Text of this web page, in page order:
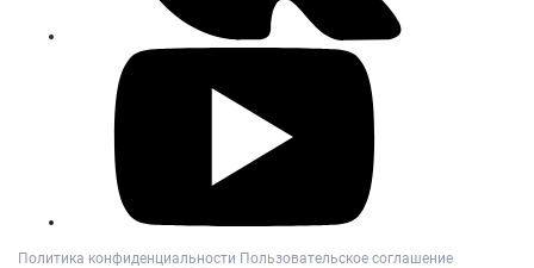
Политика конфиденциальности Пользовательское соглашение